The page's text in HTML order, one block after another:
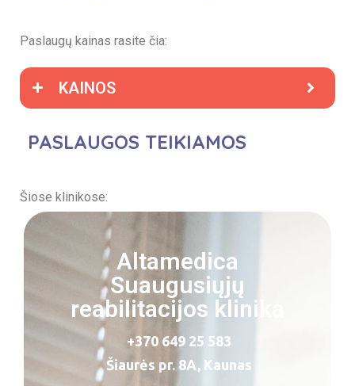
Paslaugų kainas rasite čia:
KAINOS
PASLAUGOS TEIKIAMOS
Šiose klinikose:
Altamedica
Suaugusiųjų
reabilitacijos klinika
+370 649 25 583
Šiaurės pr. 8A, Kaunas